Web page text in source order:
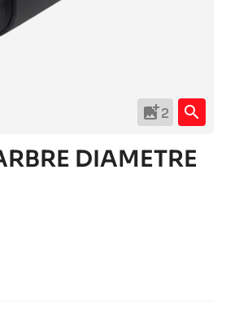
add_photo_alternate2 search
DIAMETRE